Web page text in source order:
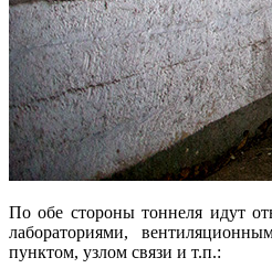
По обе стороны тоннеля идут
лабораториями,
пунктом, узлом связи и т.п.: